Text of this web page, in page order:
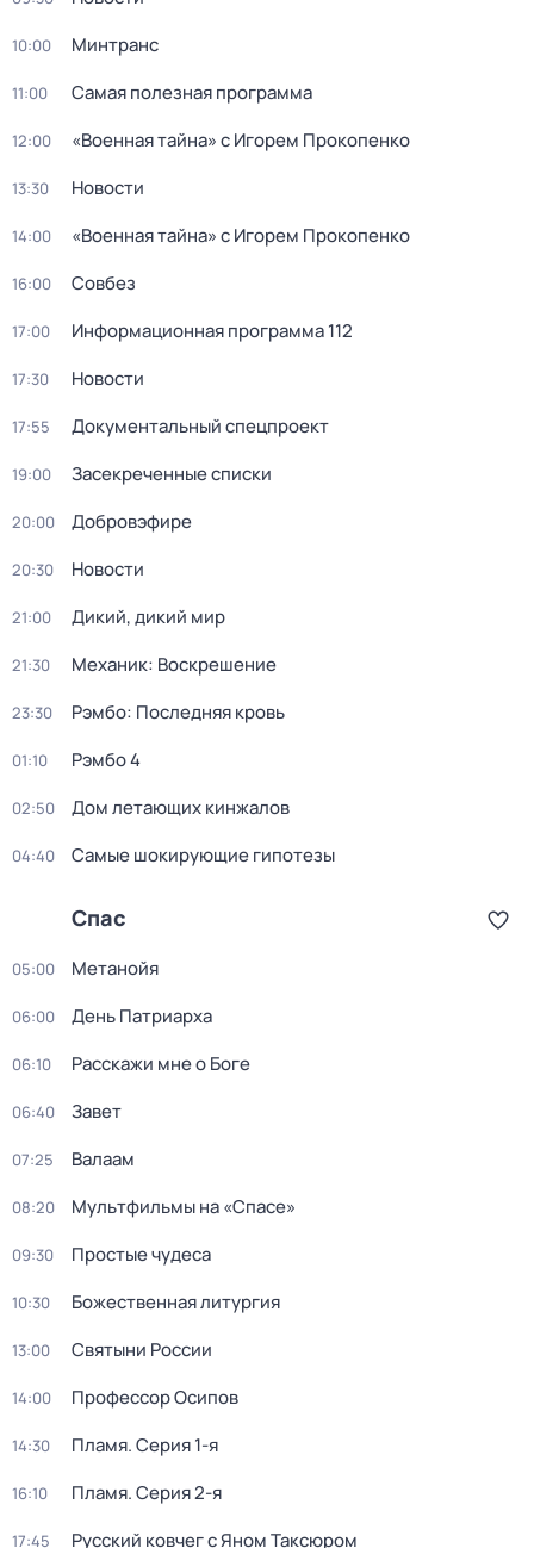
10:00 Минтранс
11:00 Самая полезная программа
12:00 «Военная тайна» с Игорем Прокопенко
13:30 Новости
14:00 «Военная тайна» с Игорем Прокопенко
16:00 Совбез
17:00 Информационная программа 112
17:30 Новости
17:55 Документальный спецпроект
19:00 Зaceкрeченные списки
20:00 Добровэфире
20:30 Новости
21:00 Дикий, дикий мир
21:30 Механик: Воскрешение
23:30 Рэмбо: Последняя кровь
01:10 Рэмбо 4
02:50 Дом летающих кинжалов
04:40 Самые шoкиpующие гипотезы
Спас
05:00 Метанойя
06:00 День Патриарха
06:10 Расскажи мне о Боге
06:40 Завет
07:25 Валаам
08:20 Мультфильмы на «Спасе»
09:30 Простые чудеса
10:30 Божественная литургия
13:00 Святыни России
14:00 Профессор Осипов
14:30 Пламя. Серия 1-я
16:10 Пламя. Серия 2-я
17:45 Русский ковчег с Яном Таксюром